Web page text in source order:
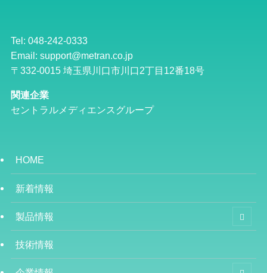
Tel: 048-242-0333
Email: support@metran.co.jp
〒332-0015 埼玉県川口市川口2丁目12番18号
関連企業
セントラルメディエンスグループ
HOME
新着情報
製品情報
技術情報